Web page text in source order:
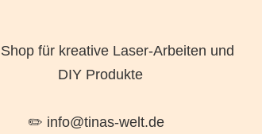
für kreative Laser-Arbeiten und
DIY Produkte
✏️ info@tinas-welt.de